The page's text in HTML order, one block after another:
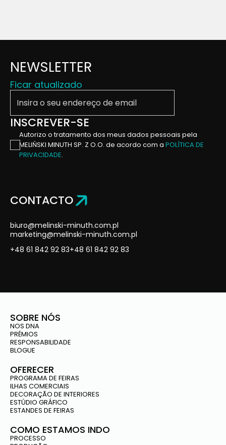
NEWSLETTER
Ficar atualizado
INSCREVER-SE
Autorizo ​​o tratamento dos meus dados pessoais pela
MELIŃSKI MINUTH SP. Z O.O. de acordo com a POLÍTICA DE
PRIVACIDADE.
CONTACTO
biuro@melinski-minuth.com.pl
marketing@melinski-minuth.com.pl
+48 61 842 92 83+48 61 842 92 83
SOBRE NÓS
NOS DNA
PRÉMIOS
RESPONSABILIDADE
BLOGUE
OFERECER
PROGRAMA DE FEIRAS
ILHAS COMERCIAIS
DECORAÇÃO DE INTERIORES
ESTÚDIO GRÁFICO
ESTANDES DE FEIRAS
COMO ESTAMOS INDO
PROCESSO